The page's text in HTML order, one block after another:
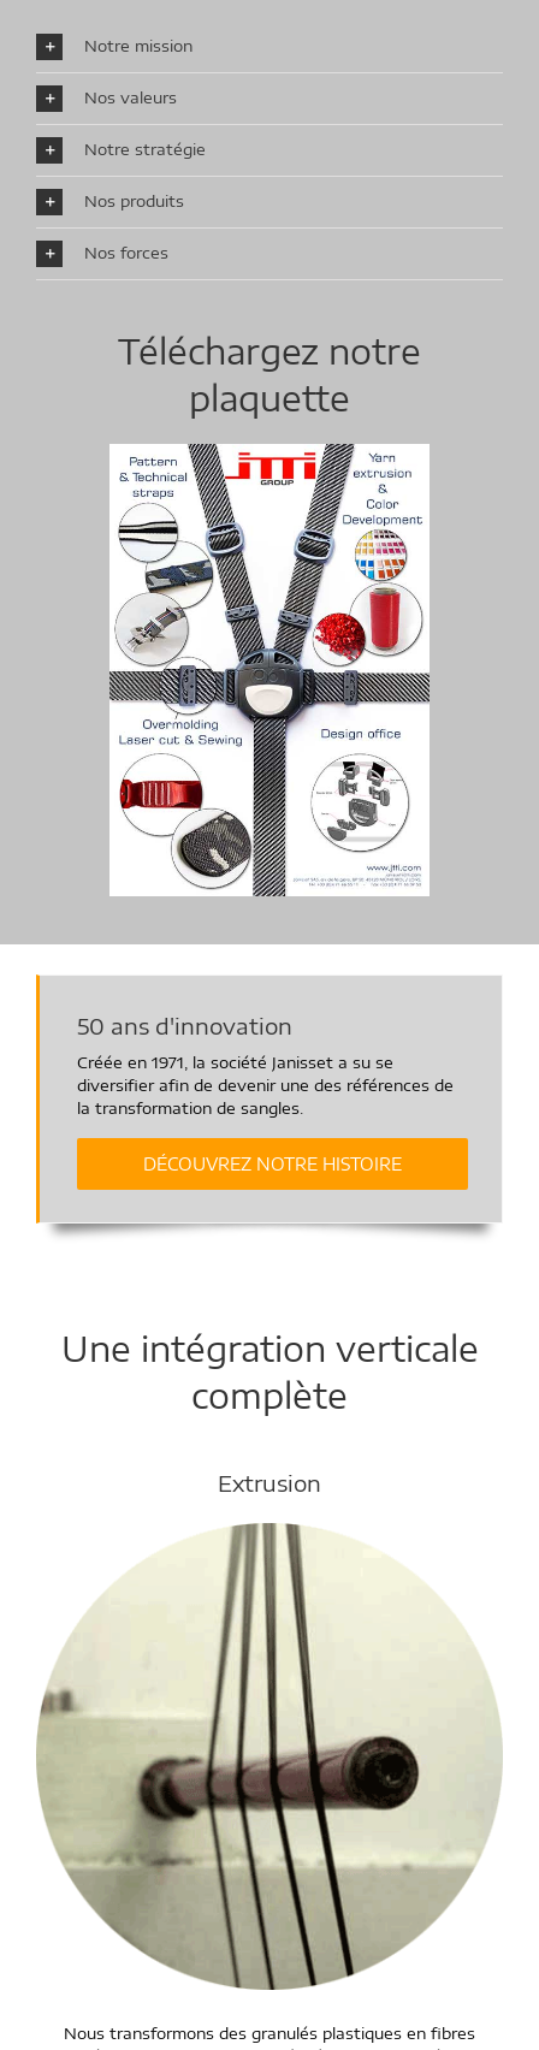
Notre mission
Nos valeurs
Notre stratégie
Nos produits
Nos forces
Téléchargez notre
plaquette
50 ans d'innovation
Créée en 1971, la société Janisset a su se
diversifier afin de devenir une des références de
la transformation de sangles.
DÉCOUVREZ NOTRE HISTOIRE
Une intégration verticale
complète
Extrusion
Nous transformons des granulés plastiques en fibres